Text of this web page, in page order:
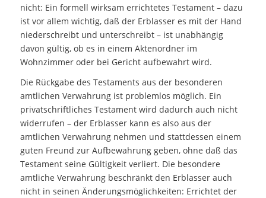
nicht: Ein formell wirksam errichtetes Testament – dazu
ist vor allem wichtig, daß der Erblasser es mit der Hand
niederschreibt und unterschreibt – ist unabhängig
davon gültig, ob es in einem Aktenordner im
Wohnzimmer oder bei Gericht aufbewahrt wird.
Die Rückgabe des Testaments aus der besonderen
amtlichen Verwahrung ist problemlos möglich. Ein
privatschriftliches Testament wird dadurch auch nicht
widerrufen – der Erblasser kann es also aus der
amtlichen Verwahrung nehmen und stattdessen einem
guten Freund zur Aufbewahrung geben, ohne daß das
Testament seine Gültigkeit verliert. Die besondere
amtliche Verwahrung beschränkt den Erblasser auch
nicht in seinen Änderungsmöglichkeiten: Errichtet der